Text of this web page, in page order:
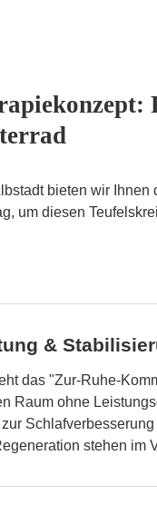
bieten wir Ihnen
um diesen
&
das "Zur-Ruhe-
Raum ohne
Schlafverbesserung
stehen im